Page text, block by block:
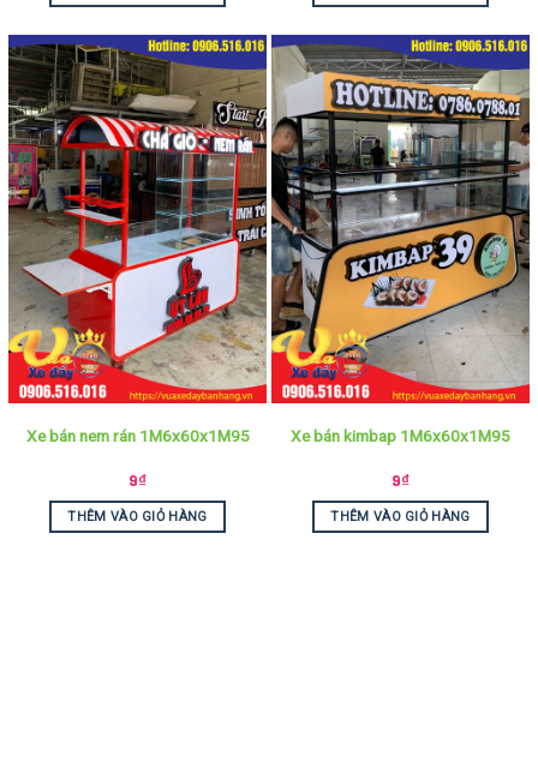
Xe bán nem rán 1M6x60x1M95
9₫
THÊM VÀO GIỎ HÀNG
Xe bán kimbap 1M6x60x1M95
9₫
THÊM VÀO GIỎ HÀNG